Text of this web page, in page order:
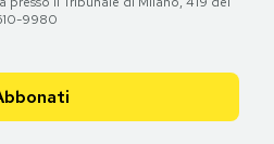
9980